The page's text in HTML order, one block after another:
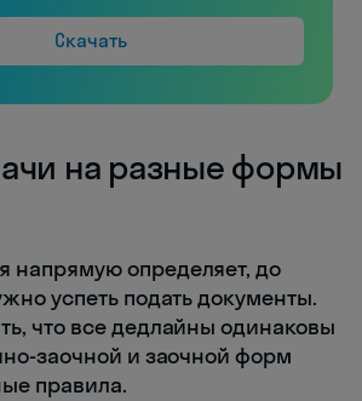
Скачать
на разные формы
напрямую определяет, до
успеть подать документы.
что все дедлайны одинаковы
заочной и заочной форм
правила.